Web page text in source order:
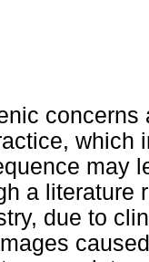
which
may
a literature
due to